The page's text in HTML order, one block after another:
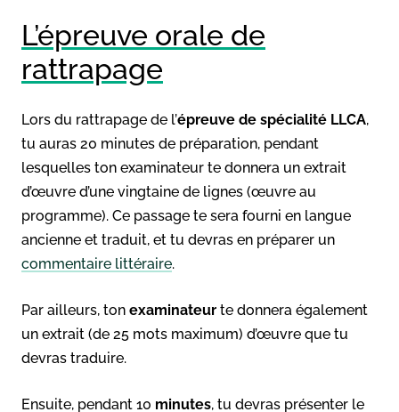
L’épreuve orale de
rattrapage
Lors du rattrapage de l’épreuve de spécialité LLCA,
tu auras 20 minutes de préparation, pendant
lesquelles ton examinateur te donnera un extrait
d’œuvre d’une vingtaine de lignes (œuvre au
programme). Ce passage te sera fourni en langue
ancienne et traduit, et tu devras en préparer un
commentaire littéraire.
Par ailleurs, ton examinateur te donnera également
un extrait (de 25 mots maximum) d’œuvre que tu
devras traduire.
Ensuite, pendant 10 minutes, tu devras présenter le